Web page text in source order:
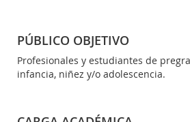
PÚBLICO OBJETIVO
Profesionales y estudiantes de
infancia, niñez y/o adolescencia.